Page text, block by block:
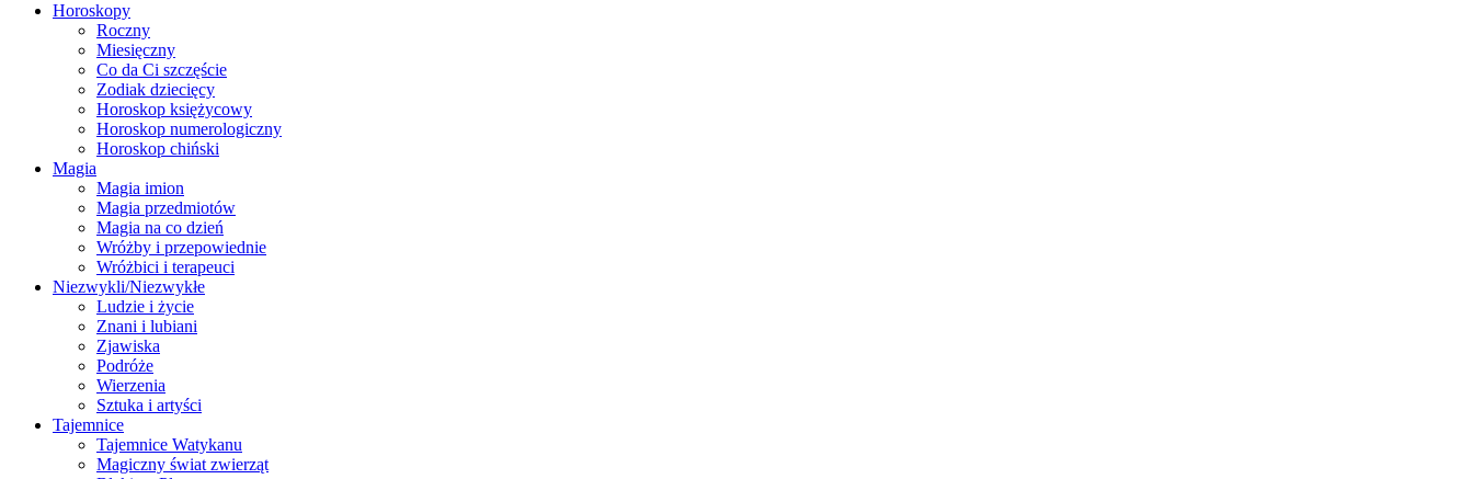
Horoskopy
Roczny
Miesięczny
Co da Ci szczęście
Zodiak dziecięcy
Horoskop księżycowy
Horoskop numerologiczny
Horoskop chiński
Magia
Magia imion
Magia przedmiotów
Magia na co dzień
Wróżby i przepowiednie
Wróżbici i terapeuci
Niezwykli/Niezwykłe
Ludzie i życie
Znani i lubiani
Zjawiska
Podróże
Wierzenia
Sztuka i artyści
Tajemnice
Tajemnice Watykanu
Magiczny świat zwierząt